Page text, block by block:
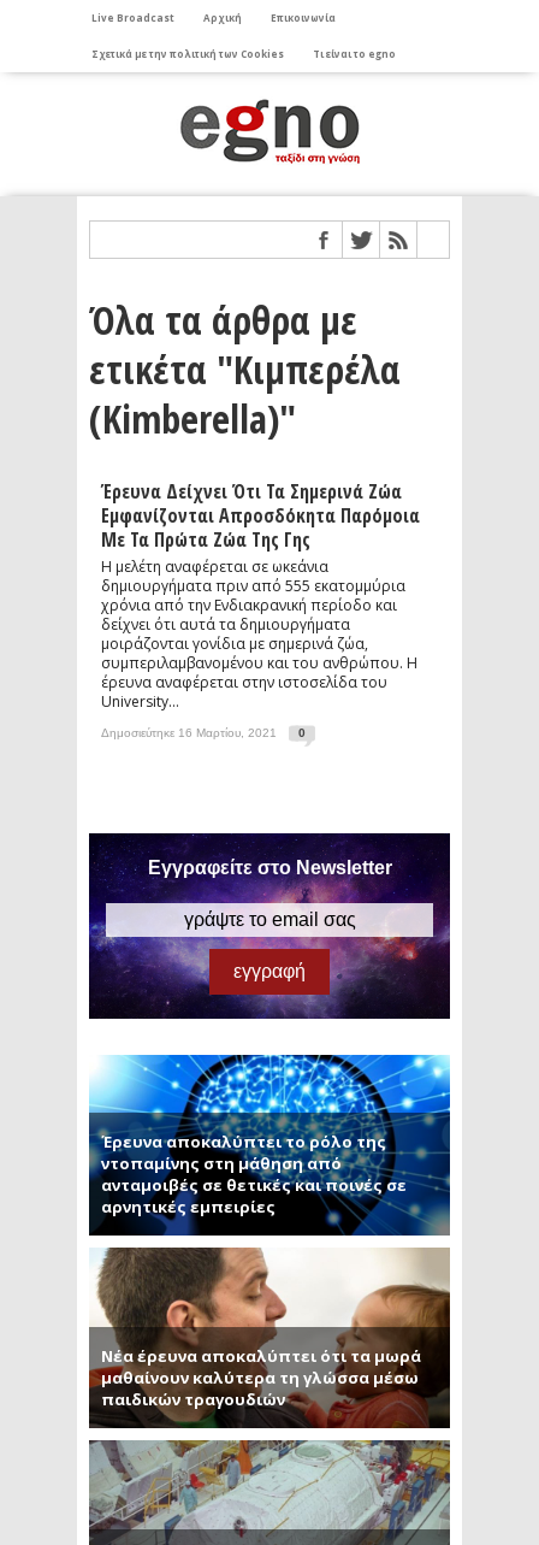
Live Broadcast Αρχική Επικοινωνία
Σχετικά με την πολιτική των Cookies Τι είναι το egno
Όλα τα άρθρα με
ετικέτα "Κιμπερέλα
(Kimberella)"
Έρευνα Δείχνει Ότι Τα Σημερινά Ζώα
Εμφανίζονται Απροσδόκητα Παρόμοια
Με Τα Πρώτα Ζώα Της Γης
Η μελέτη αναφέρεται σε ωκεάνια
δημιουργήματα πριν από 555 εκατομμύρια
χρόνια από την Ενδιακρανική περίοδο και
δείχνει ότι αυτά τα δημιουργήματα
μοιράζονται γονίδια με σημερινά ζώα,
συμπεριλαμβανομένου και του ανθρώπου. Η
έρευνα αναφέρεται στην ιστοσελίδα του
University...
Δημοσιεύτηκε 16 Μαρτίου, 2021 0
Εγγραφείτε στο Newsletter
Έρευνα αποκαλύπτει το ρόλο της
ντοπαμίνης στη μάθηση από
ανταμοιβές σε θετικές και ποινές σε
αρνητικές εμπειρίες
Νέα έρευνα αποκαλύπτει ότι τα μωρά
μαθαίνουν καλύτερα τη γλώσσα μέσω
παιδικών τραγουδιών